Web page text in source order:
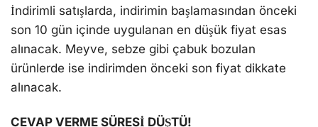
İndirimli satışlarda, indirimin başlamasından önceki
son 10 gün içinde uygulanan en düşük fiyat esas
alınacak. Meyve, sebze gibi çabuk bozulan
ürünlerde ise indirimden önceki son fiyat dikkate
alınacak.
CEVAP VERME SÜRESİ DÜŞTÜ!